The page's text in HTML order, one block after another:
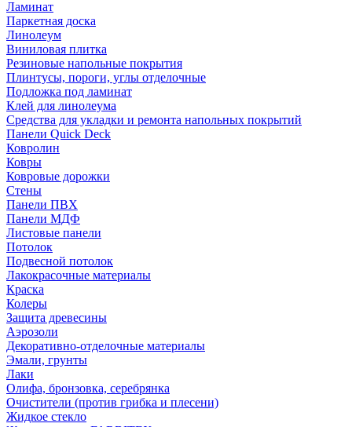
Ламинат
Паркетная доска
Линолеум
Виниловая плитка
Резиновые напольные покрытия
Плинтусы, пороги, углы отделочные
Подложка под ламинат
Клей для линолеума
Средства для укладки и ремонта напольных покрытий
Панели Quick Deck
Ковролин
Ковры
Ковровые дорожки
Стены
Панели ПВХ
Панели МДФ
Листовые панели
Потолок
Подвесной потолок
Лакокрасочные материалы
Краска
Колеры
Защита древесины
Аэрозоли
Декоративно-отделочные материалы
Эмали, грунты
Лаки
Олифа, бронзовка, серебрянка
Очистители (против грибка и плесени)
Жидкое стекло